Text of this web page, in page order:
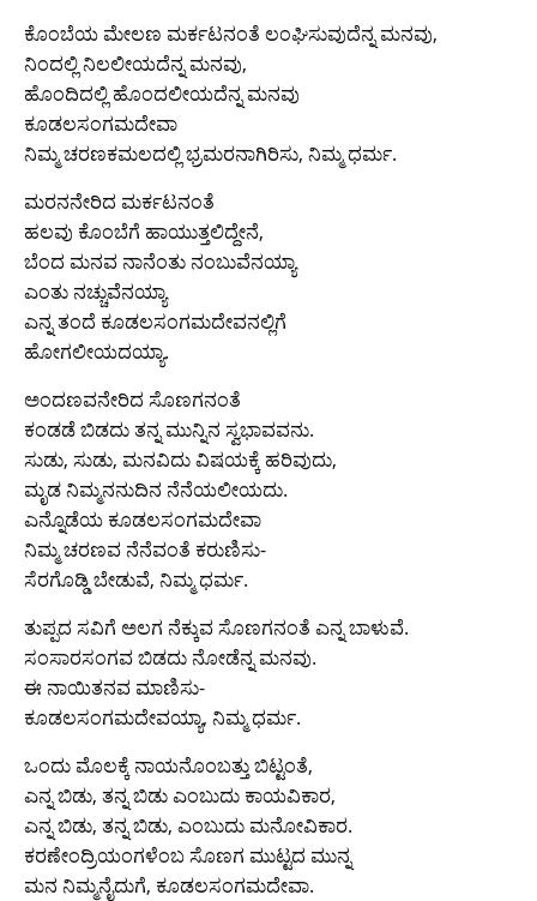
ಕೊಂಬೆಯ ಮೇಲಣ ಮರ್ಕಟನಂತೆ ಲಂಘಿಸುವುದೆನ್ನ ಮನವು,
ನಿಂದಲ್ಲಿ ನಿಲಲೀಯದೆನ್ನ ಮನವು,
ಹೊಂದಿದಲ್ಲಿ ಹೊಂದಲೀಯದೆನ್ನ ಮನವು
ಕೂಡಲಸಂಗಮದೇವಾ
ನಿಮ್ಮ ಚರಣಕಮಲದಲ್ಲಿ ಭ್ರಮರನಾಗಿರಿಸು, ನಿಮ್ಮ ಧರ್ಮ.
ಮರನನೇರಿದ ಮರ್ಕಟನಂತೆ
ಹಲವು ಕೊಂಬೆಗೆ ಹಾಯುತ್ತಲಿದ್ದೇನೆ,
ಬೆಂದ ಮನವ ನಾನೆಂತು ನಂಬುವೆನಯ್ಯಾ
ಎಂತು ನಚ್ಚುವೆನಯ್ಯಾ
ಎನ್ನ ತಂದೆ ಕೂಡಲಸಂಗಮದೇವನಲ್ಲಿಗೆ
ಹೋಗಲೀಯದಯ್ಯಾ.
ಅಂದಣವನೇರಿದ ಸೊಣಗನಂತೆ
ಕಂಡಡೆ ಬಿಡದು ತನ್ನ ಮುನ್ನಿನ ಸ್ವಭಾವವನು.
ಸುಡು, ಸುಡು, ಮನವಿದು ವಿಷಯಕ್ಕೆ ಹರಿವುದು,
ಮೃಡ ನಿಮ್ಮನನುದಿನ ನೆನೆಯಲೀಯದು.
ಎನ್ನೊಡೆಯ ಕೂಡಲಸಂಗಮದೇವಾ
ನಿಮ್ಮ ಚರಣವ ನೆನೆವಂತೆ ಕರುಣಿಸು-
ಸೆರಗೊಡ್ಡಿ ಬೇಡುವೆ, ನಿಮ್ಮ ಧರ್ಮ.
ತುಪ್ಪದ ಸವಿಗೆ ಅಲಗ ನೆಕ್ಕುವ ಸೊಣಗನಂತೆ ಎನ್ನ ಬಾಳುವೆ.
ಸಂಸಾರಸಂಗವ ಬಿಡದು ನೋಡೆನ್ನ ಮನವು.
ಈ ನಾಯಿತನವ ಮಾಣಿಸು-
ಕೂಡಲಸಂಗಮದೇವಯ್ಯಾ, ನಿಮ್ಮ ಧರ್ಮ.
ಒಂದು ಮೊಲಕ್ಕೆ ನಾಯನೊಂಬತ್ತು ಬಿಟ್ಟಂತೆ,
ಎನ್ನ ಬಿಡು, ತನ್ನ ಬಿಡು ಎಂಬುದು ಕಾಯವಿಕಾರ,
ಎನ್ನ ಬಿಡು, ತನ್ನ ಬಿಡು, ಎಂಬುದು ಮನೋವಿಕಾರ.
ಕರಣೇಂದ್ರಿಯಂಗಳೆಂಬ ಸೊಣಗ ಮುಟ್ಟದ ಮುನ್ನ
ಮನ ನಿಮ್ಮನೈದುಗೆ, ಕೂಡಲಸಂಗಮದೇವಾ.